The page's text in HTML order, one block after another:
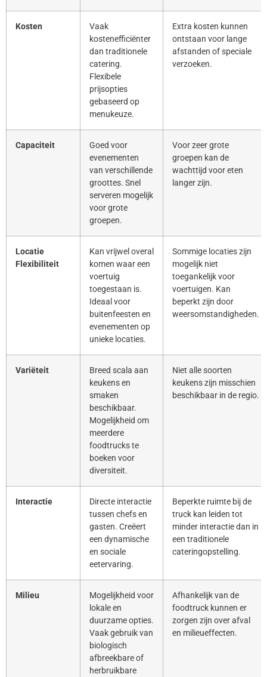
Kosten
Vaak
kostenefficiënter
dan traditionele
catering.
Flexibele
prijsopties
gebaseerd op
menukeuze.
Extra kosten kunnen
ontstaan voor lange
afstanden of speciale
verzoeken.
Capaciteit
Goed voor
evenementen
van verschillende
groottes. Snel
serveren mogelijk
voor grote
groepen.
Voor zeer grote
groepen kan de
wachttijd voor eten
langer zijn.
Locatie
Flexibiliteit
Kan vrijwel overal
komen waar een
voertuig
toegestaan is.
Ideaal voor
buitenfeesten en
evenementen op
unieke locaties.
Sommige locaties zijn
mogelijk niet
toegankelijk voor
voertuigen. Kan
beperkt zijn door
weersomstandigheden.
Variëteit
Breed scala aan
keukens en
smaken
beschikbaar.
Mogelijkheid om
meerdere
foodtrucks te
boeken voor
diversiteit.
Niet alle soorten
keukens zijn misschien
beschikbaar in de regio.
Interactie
Directe interactie
tussen chefs en
gasten. Creëert
een dynamische
en sociale
eetervaring.
Beperkte ruimte bij de
truck kan leiden tot
minder interactie dan in
een traditionele
cateringopstelling.
Milieu
Mogelijkheid voor
lokale en
duurzame opties.
Vaak gebruik van
biologisch
afbreekbare of
herbruikbare
Afhankelijk van de
foodtruck kunnen er
zorgen zijn over afval
en milieueffecten.